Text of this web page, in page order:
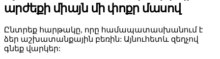
արժեքի միայն մի փոքր մասով
Ընտրեք հարթակը, որը համապատասխանում է
ձեր աշխատանքային բեռին: Այնուհետև զեղչով
գնեք վարկեր: